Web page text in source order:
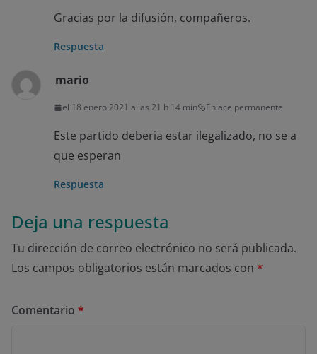
Gracias por la difusión, compañeros.
Respuesta
mario
el 18 enero 2021 a las 21 h 14 min Enlace permanente
Este partido deberia estar ilegalizado, no se a
que esperan
Respuesta
Deja una respuesta
Tu dirección de correo electrónico no será publicada.
Los campos obligatorios están marcados con *
Comentario *